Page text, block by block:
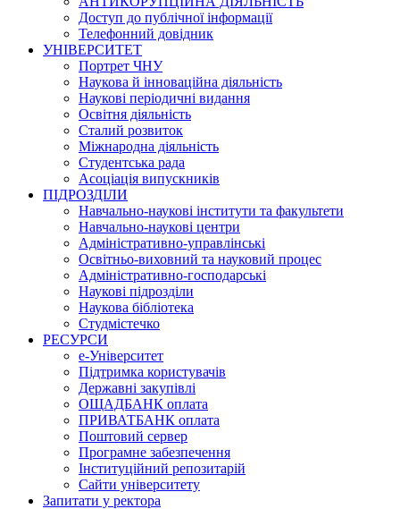
Доступ до публічної інформації
Телефонний довідник
УНІВЕРСИТЕТ
Портрет ЧНУ
Наукова й інноваційна діяльність
Наукові періодичні видання
Освітня діяльність
Сталий розвиток
Міжнародна діяльність
Студентська рада
Асоціація випускників
ПІДРОЗДІЛИ
Навчально-наукові інститути та факультети
Навчально-наукові центри
Адміністративно-управлінські
Освітньо-виховний та науковий процес
Адміністративно-господарські
Наукові підрозділи
Наукова бібліотека
Студмістечко
РЕСУРСИ
е-Університет
Підтримка користувачів
Державні закупівлі
ОЩАДБАНК оплата
ПРИВАТБАНК оплата
Поштовий сервер
Програмне забезпечення
Інституційний репозитарій
Сайти університету
Запитати у ректора